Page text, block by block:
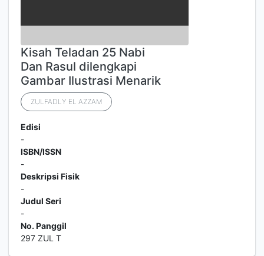
Kisah Teladan 25 Nabi
Dan Rasul dilengkapi
Gambar Ilustrasi Menarik
ZULFADLY EL AZZAM
Edisi
-
ISBN/ISSN
-
Deskripsi Fisik
-
Judul Seri
-
No. Panggil
297 ZUL T